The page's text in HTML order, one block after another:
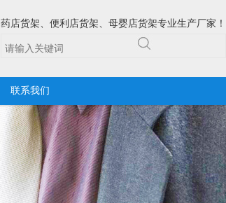
药店货架、便利店货架、母婴店货架专业生产厂家！
联系我们